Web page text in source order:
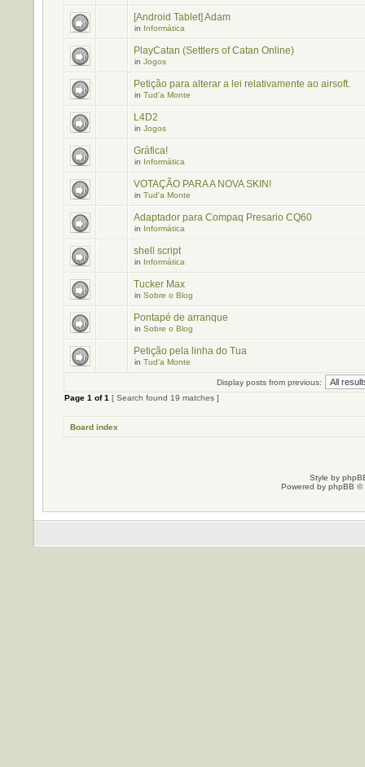
[Android Tablet] Adam
in Informática
PlayCatan (Settlers of Catan Online)
in Jogos
Petição para alterar a lei relativamente ao airsoft.
in Tud'a Monte
L4D2
in Jogos
Gráfica!
in Informática
VOTAÇÃO PARA A NOVA SKIN!
in Tud'a Monte
Adaptador para Compaq Presario CQ60
in Informática
shell script
in Informática
Tucker Max
in Sobre o Blog
Pontapé de arranque
in Sobre o Blog
Petição pela linha do Tua
in Tud'a Monte
Display posts from previous:
Page 1 of1 [ Search found 19 matches ]
Board index
Style by
Powered by phpBB ©